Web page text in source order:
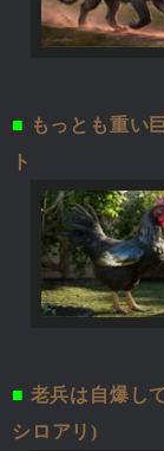
■ もっとも重い
ト
■ 老兵は自爆し
シロアリ)